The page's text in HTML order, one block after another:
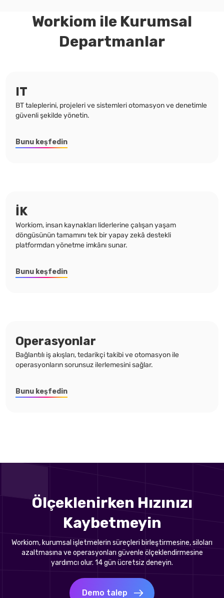
Workiom ile Kurumsal
Departmanlar
IT
BT taleplerini, projeleri ve sistemleri otomasyon ve denetimle
güvenli şekilde yönetin.
Bunu keşfedin
İK
Workiom, insan kaynakları liderlerine çalışan yaşam
döngüsünün tamamını tek bir yapay zekâ destekli
platformdan yönetme imkânı sunar.
Bunu keşfedin
Operasyonlar
Bağlantılı iş akışları, tedarikçi takibi ve otomasyon ile
operasyonların sorunsuz ilerlemesini sağlar.
Bunu keşfedin
Ölçeklenirken Hızınızı
Kaybetmeyin
Workiom, kurumsal işletmelerin süreçleri birleştirmesine, siloları
azaltmasına ve operasyonları güvenle ölçeklendirmesine
yardımcı olur. 14 gün ücretsiz deneyin.
Demo talep